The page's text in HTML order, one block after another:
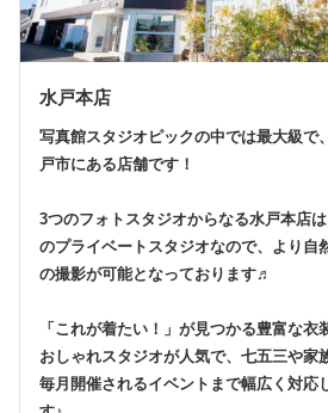
水戸本店
写真館スタジオピックの中では最大級で
戸市にある店舗です！
3つのフォトスタジオからなる水戸本店
のプライベートスタジオなので、より自
の撮影が可能となっております♬
「これが着たい！」が見つかる豊富な衣
おしゃれスタジオが人気で、七五三や家
毎月開催されるイベントまで幅広く対応